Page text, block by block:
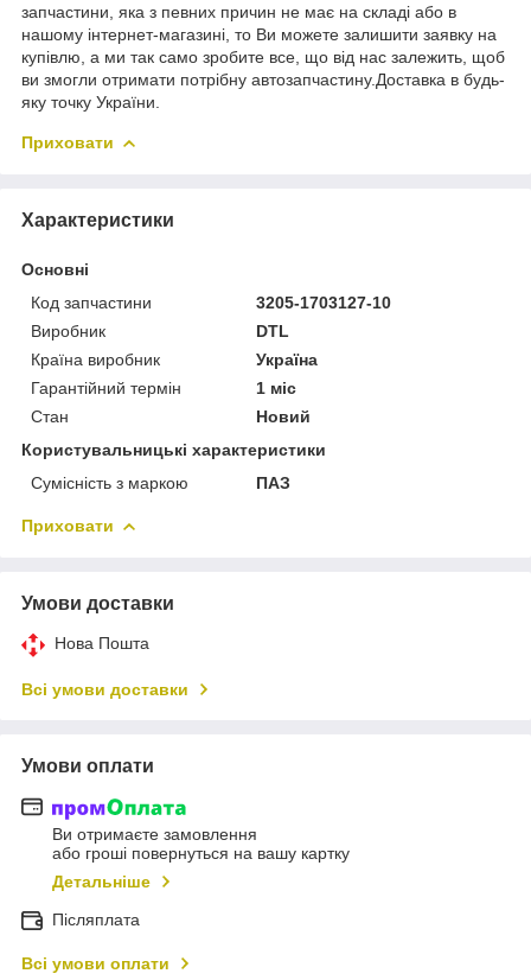
запчастини, яка з певних причин не має на складі або в
нашому інтернет-магазині, то Ви можете залишити заявку на
купівлю, а ми так само зробите все, що від нас залежить, щоб
ви змогли отримати потрібну автозапчастину.Доставка в будь-
яку точку України.
Приховати
Характеристики
Основні
Код запчастини
3205-1703127-10
Виробник
DTL
Країна виробник
Україна
Гарантійний термін
1 міс
Стан
Новий
Користувальницькі характеристики
Сумісність з маркою
ПАЗ
Приховати
Умови доставки
Нова Пошта
Всі умови доставки
Умови оплати
Ви отримаєте замовлення
або гроші повернуться на вашу картку
Детальніше
Післяплата
Всі умови оплати